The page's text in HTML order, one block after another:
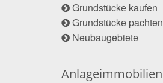
Grundstücke kaufen
Grundstücke pachten
Neubaugebiete
Anlageimmobilien